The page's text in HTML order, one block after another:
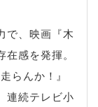
で、映画『木
感を発揮。
らんか！』
連続テレビ小